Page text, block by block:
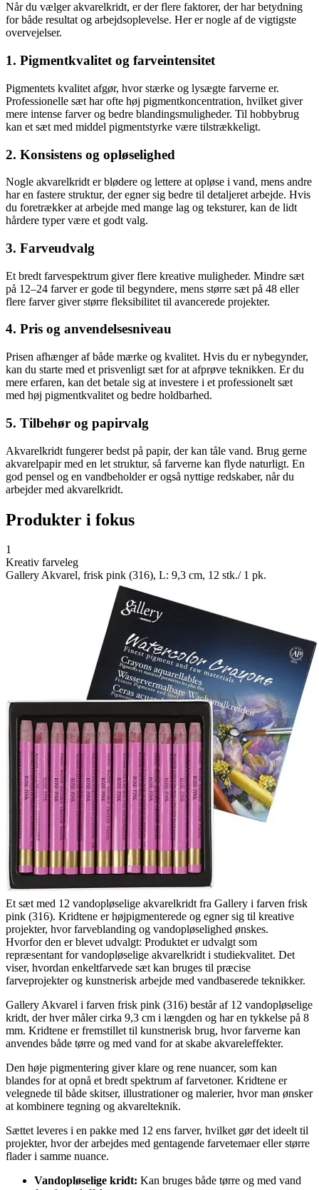
Når du vælger akvarelkridt, er der flere faktorer, der har betydning
for både resultat og arbejdsoplevelse. Her er nogle af de vigtigste
overvejelser.
1. Pigmentkvalitet og farveintensitet
Pigmentets kvalitet afgør, hvor stærke og lysægte farverne er.
Professionelle sæt har ofte høj pigmentkoncentration, hvilket giver
mere intense farver og bedre blandingsmuligheder. Til hobbybrug
kan et sæt med middel pigmentstyrke være tilstrækkeligt.
2. Konsistens og opløselighed
Nogle akvarelkridt er blødere og lettere at opløse i vand, mens andre
har en fastere struktur, der egner sig bedre til detaljeret arbejde. Hvis
du foretrækker at arbejde med mange lag og teksturer, kan de lidt
hårdere typer være et godt valg.
3. Farveudvalg
Et bredt farvespektrum giver flere kreative muligheder. Mindre sæt
på 12–24 farver er gode til begyndere, mens større sæt på 48 eller
flere farver giver større fleksibilitet til avancerede projekter.
4. Pris og anvendelsesniveau
Prisen afhænger af både mærke og kvalitet. Hvis du er nybegynder,
kan du starte med et prisvenligt sæt for at afprøve teknikken. Er du
mere erfaren, kan det betale sig at investere i et professionelt sæt
med høj pigmentkvalitet og bedre holdbarhed.
5. Tilbehør og papirvalg
Akvarelkridt fungerer bedst på papir, der kan tåle vand. Brug gerne
akvarelpapir med en let struktur, så farverne kan flyde naturligt. En
god pensel og en vandbeholder er også nyttige redskaber, når du
arbejder med akvarelkridt.
Produkter i fokus
1
Kreativ farveleg
Gallery Akvarel, frisk pink (316), L: 9,3 cm, 12 stk./ 1 pk.
Et sæt med 12 vandopløselige akvarelkridt fra Gallery i farven frisk
pink (316). Kridtene er højpigmenterede og egner sig til kreative
projekter, hvor farveblanding og vandopløselighed ønskes.
Hvorfor den er blevet udvalgt: Produktet er udvalgt som
repræsentant for vandopløselige akvarelkridt i studiekvalitet. Det
viser, hvordan enkeltfarvede sæt kan bruges til præcise
farveprojekter og kunstnerisk arbejde med vandbaserede teknikker.
Gallery Akvarel i farven frisk pink (316) består af 12 vandopløselige
kridt, der hver måler cirka 9,3 cm i længden og har en tykkelse på 8
mm. Kridtene er fremstillet til kunstnerisk brug, hvor farverne kan
anvendes både tørre og med vand for at skabe akvareleffekter.
Den høje pigmentering giver klare og rene nuancer, som kan
blandes for at opnå et bredt spektrum af farvetoner. Kridtene er
velegnede til både skitser, illustrationer og malerier, hvor man ønsker
at kombinere tegning og akvarelteknik.
Sættet leveres i en pakke med 12 ens farver, hvilket gør det ideelt til
projekter, hvor der arbejdes med gentagende farvetemaer eller større
flader i samme nuance.
Vandopløselige kridt: Kan bruges både tørre og med vand